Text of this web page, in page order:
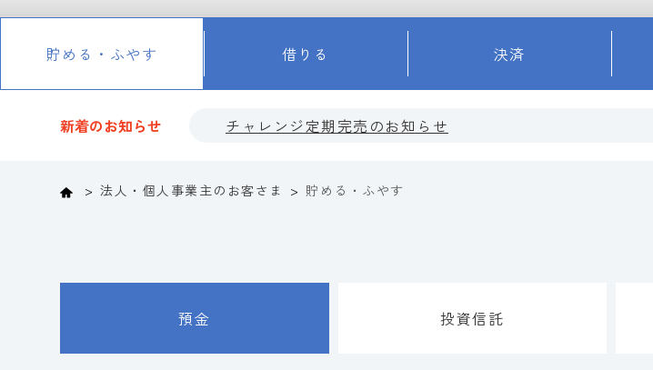
貯める・ふやす 借りる 決済
新着のお知らせ チャレンジ定期完売のお知らせ
Home法人・個人事業主のお客さま 貯める・ふやす
預金 投資信託